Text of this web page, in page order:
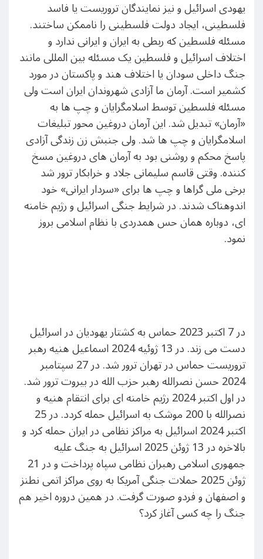
یهودی اسرائیل و نیز نمایندگان تروریست یا فاسد
فلسطینی، ایجاد دولت فلسطینی را ناممکن ساختند.
مسئله فلسطین که ربطی به ایران و ایرانی ندارد و
اختلاف اسرائیل و فلسطین یک مسئله بین المللی مانند
جنگ داخلی سودان یا اختلاف هند و پاکستان در مورد
کشمیر است. آرمان ما آزادی شهروندان ایران است ولی
مسئله فلسطین توسط اسلامگرایان و چپ ها به
«آرمان» تبدیل شد. این آرمان دروغین محور تبلیغات
اسلامگرایان و چپ ها شد. ولی جنبش زن زندگی آزادی
پاسخ محکم و روشنی بود به آرمان های دروغین مسخ
کننده. وقتی قاسم سلیمانی جلاد و خرابکار ترور شد
برخی ملی گراها و چپ ها برای «سردار ایرانی» خود
اندوهناک شدند. در شرایط جنگی اسرائیل و رژیم خامنه
ای، دوباره همان حس همدردی با نظام اسلامی بروز
نمود.
در 7 اکتبر 2023 حماس به کشتار یهودیان در اسرائیل
دست می زند. در 13 ژوئیه 2024 اسماعیل هنیه رهبر
تروریست حماس در تهران ترور شد. در 27 سپتامبر
2024 حسن نصرالله رهبر حزب الله در بیروت ترور شد.
در اول اکتبر 2024 رژیم خامنه ای برای انتقام هنیه و
نصرالله با 200 موشک به اسرائیل حمله کردد. در 25
اکتبر 2024 اسرائیل به مراکز نظامی در ایران حمله کرد و
بالاخره در 13 ژوئن 2025 اسرائیل به جنگ علیه
جمهوری اسلامی رهبران نظامی سپاه پرداخت و در 21
ژوئن 2025 حملات جنگی آمریکا به روی مراکز اتمی نطنز
و اصفهان و فردو صورت گرفت. در همین دروره اخیر هم
جنگ را چه کسی آغاز کرد؟